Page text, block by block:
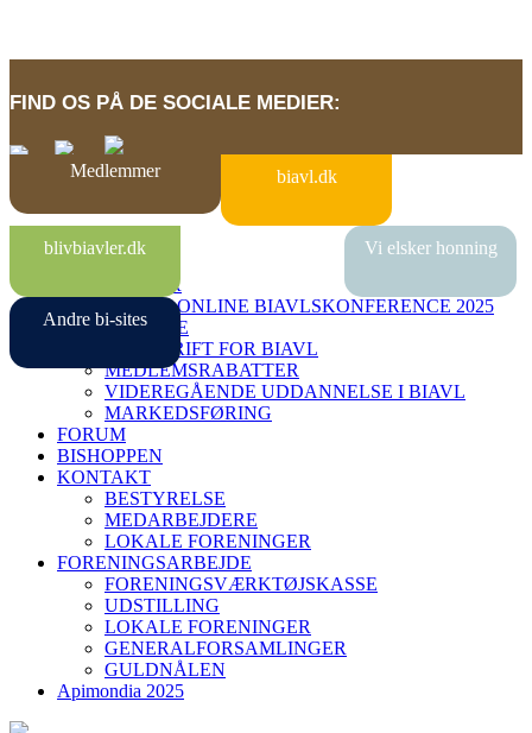
FIND OS PÅ DE SOCIALE MEDIER:
Medlemmer biavl.dk
blivbiavler.dk Vi elsker honning
Andre bi-sites
BI-SITES
MEDLEMMER
DANSK ONLINE BIAVLSKONFERENCE 2025
MIN SIDE
TIDSSKRIFT FOR BIAVL
MEDLEMSRABATTER
VIDEREGÅENDE UDDANNELSE I BIAVL
MARKEDSFØRING
FORUM
BISHOPPEN
KONTAKT
BESTYRELSE
MEDARBEJDERE
LOKALE FORENINGER
FORENINGSARBEJDE
FORENINGSVÆRKTØJSKASSE
UDSTILLING
LOKALE FORENINGER
GENERALFORSAMLINGER
GULDNÅLEN
Apimondia 2025